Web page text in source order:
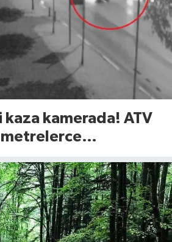
kaza kamerada! ATV
metrelerce